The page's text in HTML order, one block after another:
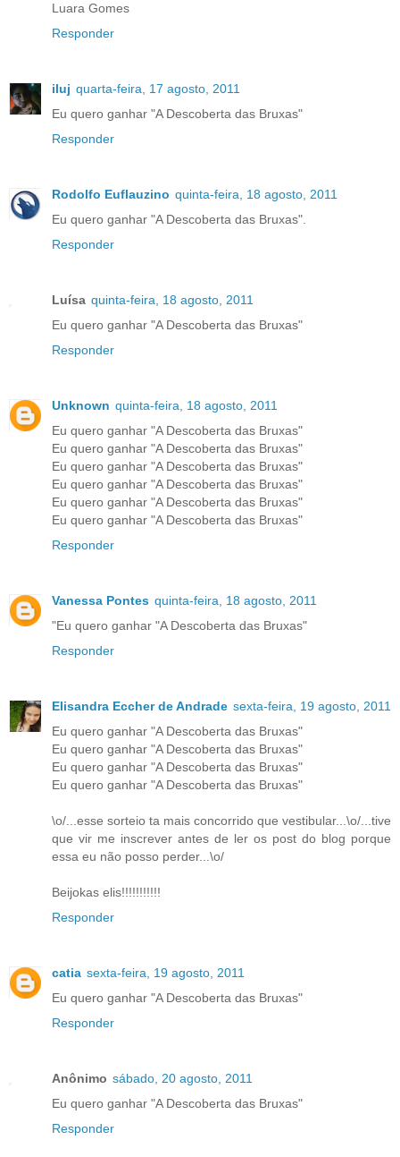
Luara Gomes
Responder
iluj quarta-feira, 17 agosto, 2011
Eu quero ganhar "A Descoberta das Bruxas"
Responder
Rodolfo Euflauzino quinta-feira, 18 agosto, 2011
Eu quero ganhar "A Descoberta das Bruxas".
Responder
Luísa quinta-feira, 18 agosto, 2011
Eu quero ganhar "A Descoberta das Bruxas"
Responder
Unknown quinta-feira, 18 agosto, 2011
Eu quero ganhar "A Descoberta das Bruxas"
Eu quero ganhar "A Descoberta das Bruxas"
Eu quero ganhar "A Descoberta das Bruxas"
Eu quero ganhar "A Descoberta das Bruxas"
Eu quero ganhar "A Descoberta das Bruxas"
Eu quero ganhar "A Descoberta das Bruxas"
Responder
Vanessa Pontes quinta-feira, 18 agosto, 2011
"Eu quero ganhar "A Descoberta das Bruxas"
Responder
Elisandra Eccher de Andrade sexta-feira, 19 agosto, 2011
Eu quero ganhar "A Descoberta das Bruxas"
Eu quero ganhar "A Descoberta das Bruxas"
Eu quero ganhar "A Descoberta das Bruxas"
Eu quero ganhar "A Descoberta das Bruxas"
\o/...esse sorteio ta mais concorrido que vestibular...\o/...tive
que vir me inscrever antes de ler os post do blog porque
essa eu não posso perder...\o/
Beijokas elis!!!!!!!!!!!
Responder
catia sexta-feira, 19 agosto, 2011
Eu quero ganhar "A Descoberta das Bruxas"
Responder
Anônimo sábado, 20 agosto, 2011
Eu quero ganhar "A Descoberta das Bruxas"
Responder